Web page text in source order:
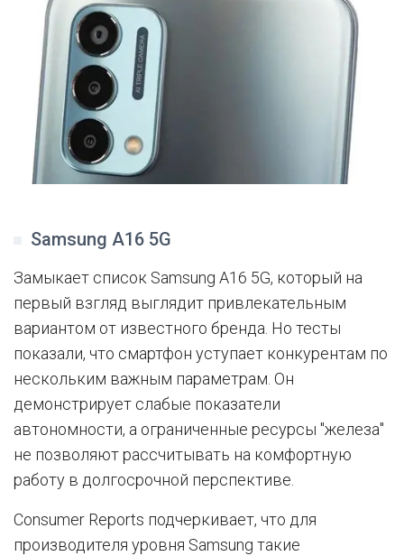
Samsung A16 5G
Замыкает список Samsung A16 5G, который на
первый взгляд выглядит привлекательным
вариантом от известного бренда. Но тесты
показали, что смартфон уступает конкурентам по
нескольким важным параметрам. Он
демонстрирует слабые показатели
автономности, а ограниченные ресурсы "железа"
не позволяют рассчитывать на комфортную
работу в долгосрочной перспективе.
Consumer Reports подчеркивает, что для
производителя уровня Samsung такие